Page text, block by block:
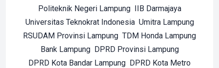
Politeknik Negeri Lampung IIB Darmajaya
Universitas Teknokrat Indonesia Umitra Lampung
RSUDAM Provinsi Lampung TDM Honda Lampung
Bank Lampung DPRD Provinsi Lampung
DPRD Kota Bandar Lampung DPRD Kota Metro